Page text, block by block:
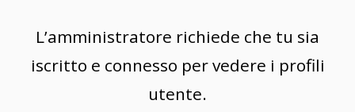
L’amministratore richiede che tu sia
iscritto e connesso per vedere i profili
utente.